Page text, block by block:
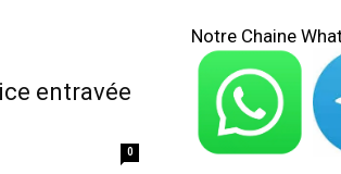
entravée
0
Notre Chaine